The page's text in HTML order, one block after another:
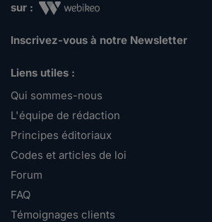
sur :
Inscrivez-vous à notre Newsletter
Liens utiles :
Qui sommes-nous
L'équipe de rédaction
Principes éditoriaux
Codes et articles de loi
Forum
FAQ
Témoignages clients